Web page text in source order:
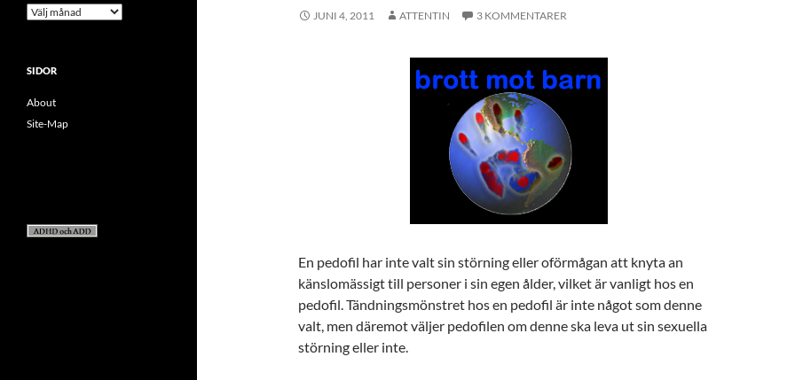
JUNI 4, 2011 ATTENTIN 3 KOMMENTARER
En pedofil har inte valt sin störning eller oförmågan att knyta an
känslomässigt till personer i sin egen ålder, vilket är vanligt hos en
pedofil. Tändningsmönstret hos en pedofil är inte något som denne
valt, men däremot väljer pedofilen om denne ska leva ut sin sexuella
störning eller inte.
arkiv
SIDOR
About
Site-Map